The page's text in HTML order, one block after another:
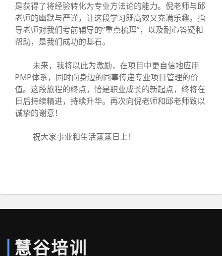
是获得了将经验转化为专业方法论的能力。倪老师与邱
老师的幽默与严谨，让这段学习既高效又充满乐趣。指
导老师对我们考前辅导的“重点梳理”，以及耐心答疑和
帮助，是我们成功的基石。
未来，我将以此为激励，在项目中更自信地应用
PMP体系，同时向身边的同事传递专业项目管理的价
值。这段旅程的终点，恰是职业成长的新起点，终将在
日后持续精进，持续升华。再次向倪老师和邱老师致以
诚挚的谢意！
祝大家事业和生活蒸蒸日上！
慧谷培训